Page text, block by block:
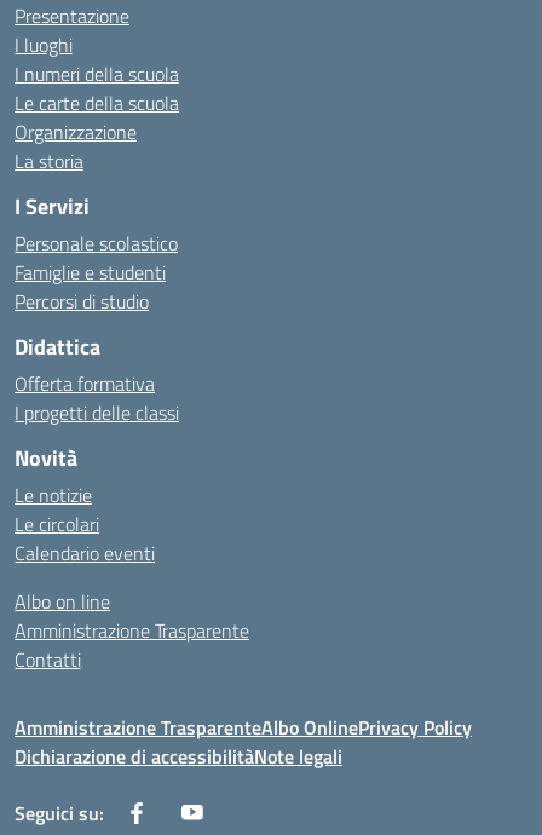
Presentazione
I luoghi
I numeri della scuola
Le carte della scuola
Organizzazione
La storia
I Servizi
Personale scolastico
Famiglie e studenti
Percorsi di studio
Didattica
Offerta formativa
I progetti delle classi
Novità
Le notizie
Le circolari
Calendario eventi
Albo on line
Amministrazione Trasparente
Contatti
Amministrazione TrasparenteAlbo OnlinePrivacy Policy
Dichiarazione di accessibilitàNote legali
Seguici su: